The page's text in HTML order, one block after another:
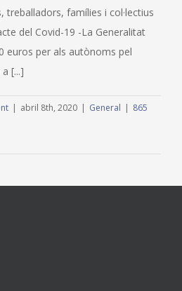
treballadors, famílies i col·lectius
del Covid-19 -La Generalitat
euros per als autònoms pel
[...]
| abril 8th, 2020 | General | 865